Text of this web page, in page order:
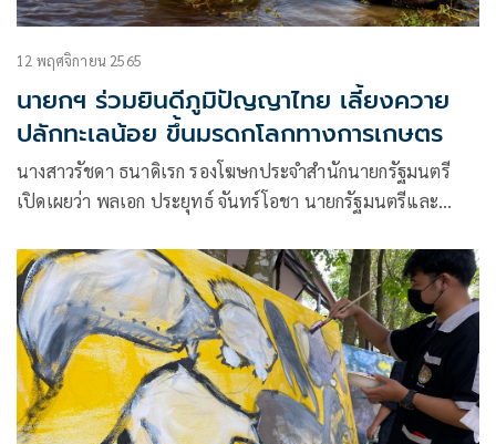
12 พฤศจิกายน 2565
นายกฯ ร่วมยินดีภูมิปัญญาไทย เลี้ยงควาย
ปลักทะเลน้อย ขึ้นมรดกโลกทางการเกษตร
นางสาวรัชดา ธนาดิเรก รองโฆษกประจำสำนักนายกรัฐมนตรี
เปิดเผยว่า พลเอก ประยุทธ์ จันทร์โอชา นายกรัฐมนตรีและ
ภูมิปัญญาการเลี้ยงควายปลักและระบบนิเวศในพื้นที่ชุ่มน้ำทะเล
น้อย ของจังหวัดพัทลุง ได้รับการขึ้นและทะเบียนจากองค์การ
อาหารเกษตรแห่งสหประชาชาติ (FAO)